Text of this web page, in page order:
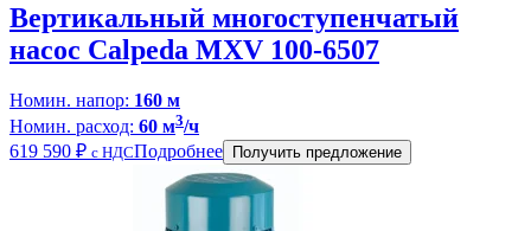
Вертикальный многоступенчатый
насос Calpeda MXV 100-6507
Номин. напор: 160 м
Номин. расход: 60 м3/ч
619 590 ₽ с НДСПодробнее Получить предложение